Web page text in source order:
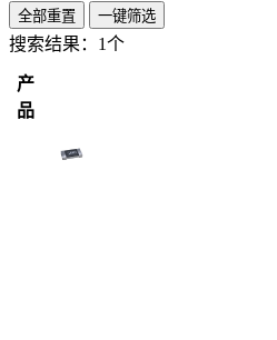
全部重置 一键筛选
搜索结果： 1个
产
品